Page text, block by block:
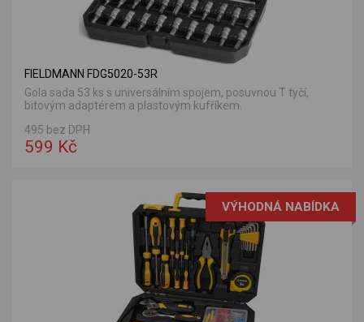
FIELDMANN FDG5020-53R
Gola sada 53 ks s universálním spojem, posuvnou T tyčí,
bitovým adaptérem a plastovým kufříkem.
495 bez DPH
599 Kč
VÝHODNÁ NABÍDKA